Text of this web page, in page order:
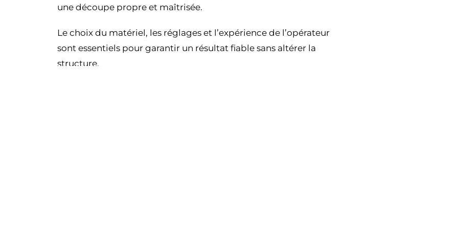
une découpe propre et maîtrisée.
Le choix du matériel, les réglages et l’expérience de l’opérateur
sont essentiels pour garantir un résultat fiable sans altérer la
structure.